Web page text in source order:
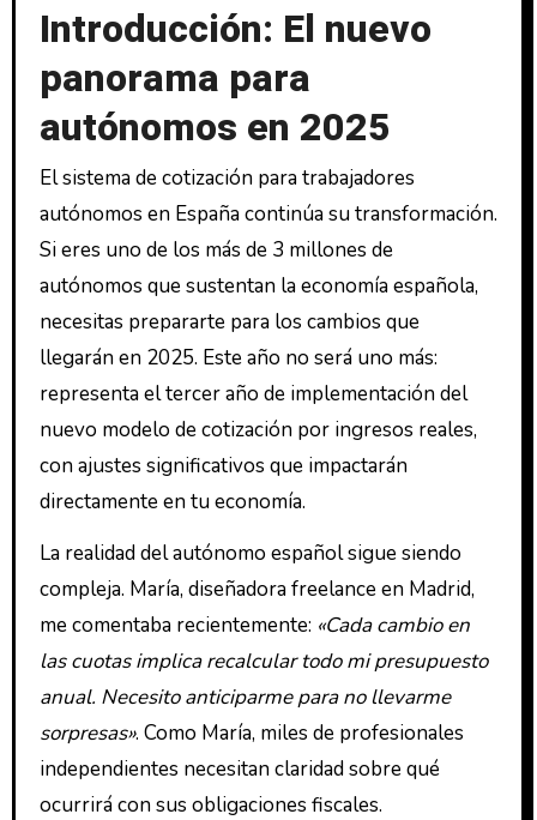
Introducción: El nuevo
panorama para
autónomos en 2025
El sistema de cotización para trabajadores
autónomos en España continúa su transformación.
Si eres uno de los más de 3 millones de
autónomos que sustentan la economía española,
necesitas prepararte para los cambios que
llegarán en 2025. Este año no será uno más:
representa el tercer año de implementación del
nuevo modelo de cotización por ingresos reales,
con ajustes significativos que impactarán
directamente en tu economía.
La realidad del autónomo español sigue siendo
compleja. María, diseñadora freelance en Madrid,
me comentaba recientemente: «Cada cambio en
las cuotas implica recalcular todo mi presupuesto
anual. Necesito anticiparme para no llevarme
sorpresas». Como María, miles de profesionales
independientes necesitan claridad sobre qué
ocurrirá con sus obligaciones fiscales.